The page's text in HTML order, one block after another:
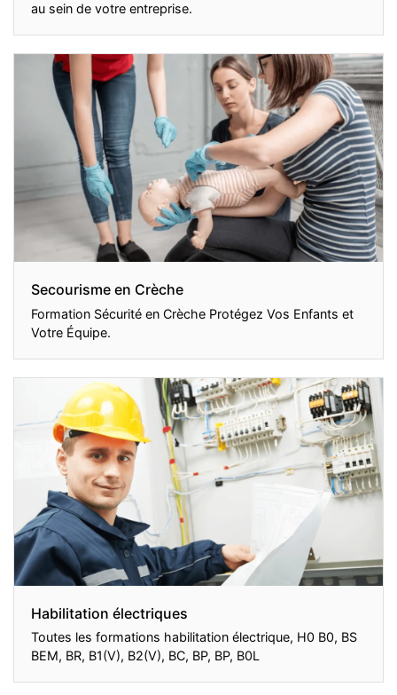
au sein de votre entreprise.
Secourisme en Crèche
Formation Sécurité en Crèche Protégez Vos Enfants et
Votre Équipe.
Habilitation électriques
Toutes les formations habilitation électrique, H0 B0, BS
BEM, BR, B1(V), B2(V), BC, BP, BP, B0L